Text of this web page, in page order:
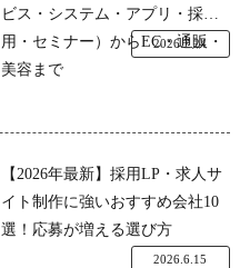
ビス・システム・アプリ・採
用・セミナー）からEC・通販・
美容まで
2026.7.24
【2026年最新】採用LP・求人サ
イト制作に強いおすすめ会社10
選！応募が増える選び方
2026.6.15